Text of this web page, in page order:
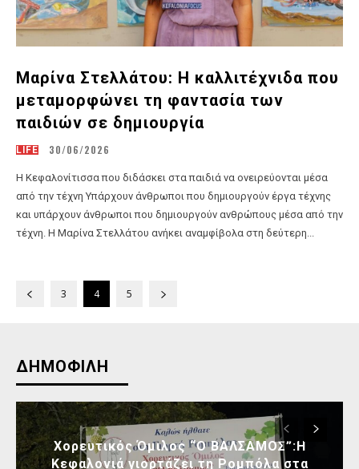
Μαρίνα Στελλάτου: Η καλλιτέχνιδα που
μεταμορφώνει τη φαντασία των
παιδιών σε δημιουργία
LIFE 30/06/2026
Η Κεφαλονίτισσα που διδάσκει στα παιδιά να ονειρεύονται μέσα
από την τέχνη Υπάρχουν άνθρωποι που δημιουργούν έργα τέχνης
και υπάρχουν άνθρωποι που δημιουργούν ανθρώπους μέσα από την
τέχνη. Η Μαρίνα Στελλάτου ανήκει αναμφίβολα στη δεύτερη...
3 4 5
ΔΗΜΟΦΙΛΗ
Χορευτικός Όμιλος “Ο ΒΑΛΣΑΜΟΣ”:Η
Κεφαλονιά γιορτάζει τη Ρομπόλα στα